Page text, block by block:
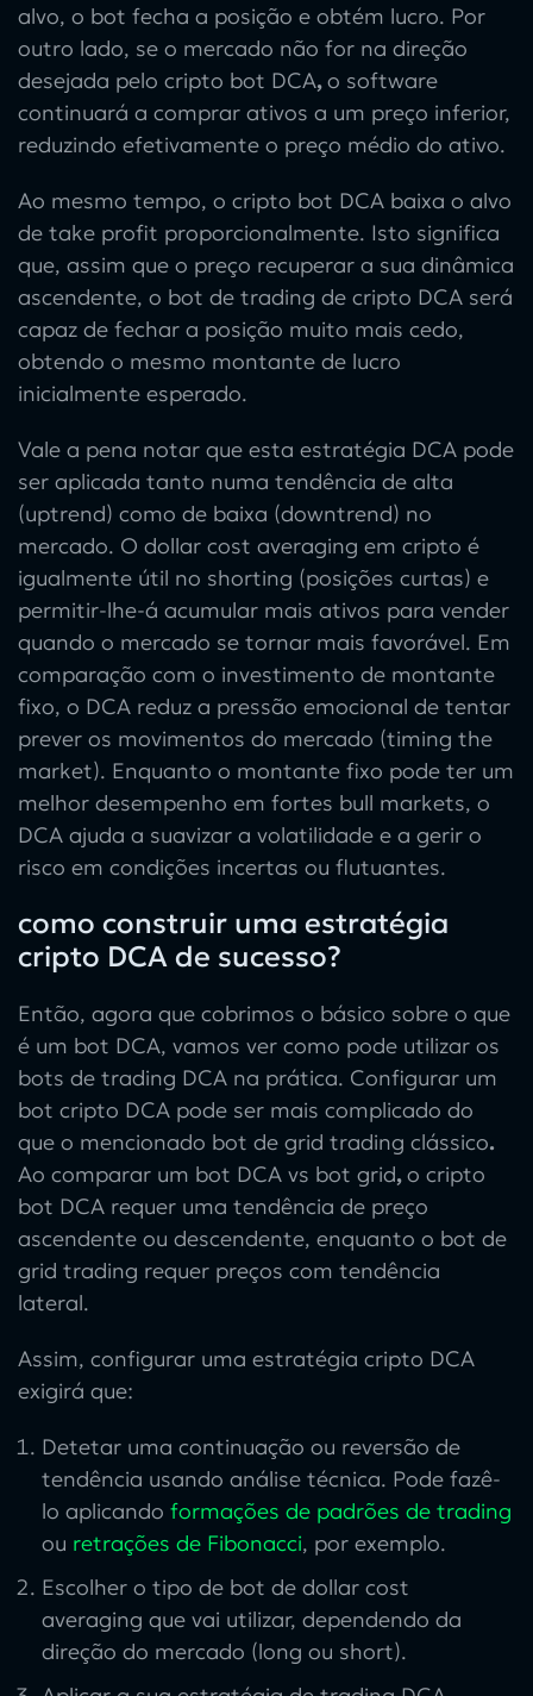
alvo, o bot fecha a posição e obtém lucro. Por
outro lado, se o mercado não for na direção
desejada pelo cripto bot DCA,o software
continuará a comprar ativos a um preço inferior,
reduzindo efetivamente o preço médio do ativo.
Ao mesmo tempo, o cripto bot DCA baixa o alvo
de take profit proporcionalmente. Isto significa
que, assim que o preço recuperar a sua dinâmica
ascendente, o bot de trading de cripto DCA será
capaz de fechar a posição muito mais cedo,
obtendo o mesmo montante de lucro
inicialmente esperado.
Vale a pena notar que esta estratégia DCA pode
ser aplicada tanto numa tendência de alta
(uptrend) como de baixa (downtrend) no
mercado. O dollar cost averaging em cripto é
igualmente útil no shorting (posições curtas) e
permitir-lhe-á acumular mais ativos para vender
quando o mercado se tornar mais favorável. Em
comparação com o investimento de montante
fixo, o DCA reduz a pressão emocional de tentar
prever os movimentos do mercado (timing the
market). Enquanto o montante fixo pode ter um
melhor desempenho em fortes bull markets, o
DCA ajuda a suavizar a volatilidade e a gerir o
risco em condições incertas ou flutuantes.
como construir uma estratégia
cripto DCA de sucesso?
Então, agora que cobrimos o básico sobre o que
é um bot DCA, vamos ver como pode utilizar os
bots de trading DCA na prática. Configurar um
bot cripto DCA pode ser mais complicado do
que o mencionado bot de grid trading clássico.
Ao comparar um bot DCA vs bot grid,o cripto
bot DCA requer uma tendência de preço
ascendente ou descendente, enquanto o bot de
grid trading requer preços com tendência
lateral.
Assim, configurar uma estratégia cripto DCA
exigirá que:
Detetar uma continuação ou reversão de
tendência usando análise técnica. Pode fazê-
lo aplicando formações de padrões de trading
ou retrações de Fibonacci, por exemplo.
Escolher o tipo de bot de dollar cost
averaging que vai utilizar, dependendo da
direção do mercado (long ou short).